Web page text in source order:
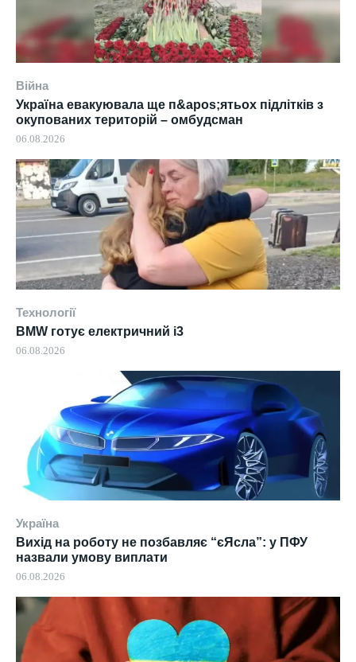
Війна
Україна евакуювала ще п&apos;ятьох підлітків з
окупованих територій – омбудсман
06.08.2026
Технології
BMW готує електричний i3
06.08.2026
Україна
Вихід на роботу не позбавляє “єЯсла”: у ПФУ
назвали умову виплати
06.08.2026